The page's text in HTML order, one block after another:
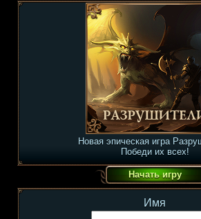
Новая эпическая игра
Победи их всех!
Имя